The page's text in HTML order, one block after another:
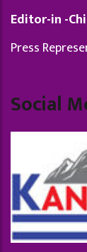
Editor-in -
Press
Social